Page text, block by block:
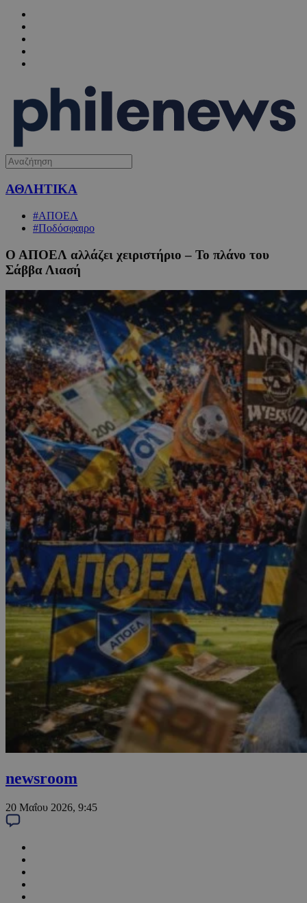
ΑΘΛΗΤΙΚΑ
#ΑΠΟΕΛ
#Ποδόσφαιρο
Ο ΑΠΟΕΛ αλλάζει χειριστήριο – Το πλάνο του
Σάββα Λιασή
newsroom
20 Μαΐου 2026, 9:45